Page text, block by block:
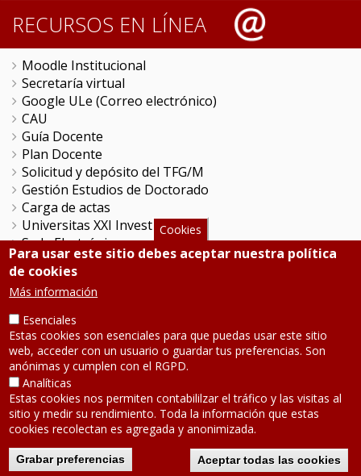
RECURSOS EN LÍNEA
Moodle Institucional
Secretaría virtual
Google ULe (Correo electrónico)
CAU
Guía Docente
Plan Docente
Solicitud y depósito del TFG/M
Gestión Estudios de Doctorado
Carga de actas
Universitas XXI Investigación
Sede Electrónica
Tramitador unileon
Perfil del Contratante
Portal del Empleado
Servicio de Informática y Comunicaciones
SÍGUENOS
Teléfono: 987 291 000
Contacto
Aviso legal
Política de privacidad
Mapa de la web
2020 © Universidad de León
Cookies
Para usar este sitio debes aceptar nuestra política
de cookies
Más información
Esenciales
Estas cookies son esenciales para que puedas usar este sitio
web, acceder con un usuario o guardar tus preferencias. Son
anónimas y cumplen con el RGPD.
Analíticas
Estas cookies nos permiten contabililzar el tráfico y las visitas al
sitio y medir su rendimiento. Toda la información que estas
cookies recolectan es agregada y anonimizada.
Grabar preferencias Aceptar todas las cookies